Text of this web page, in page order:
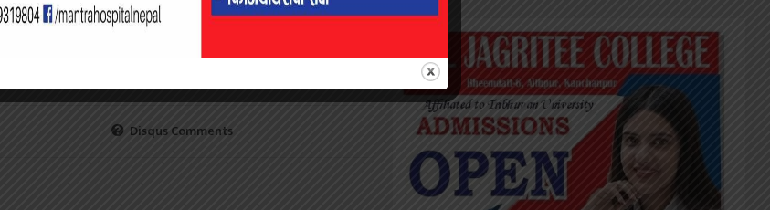
:
भविष्य खोज्दै केरा खेतीमा रमाई रहेकी राममाया
Disqus Comments